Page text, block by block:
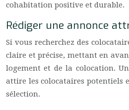
cohabitation positive et durable.
Rédiger une annonce
Si vous recherchez des
claire et précise, mettant en
logement et de la colocation.
attire les colocataires potentiels
sélection.